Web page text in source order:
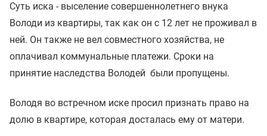
Суть иска - выселение совершеннолетнего внука
Володи из квартиры, так как он с 12 лет не проживал в
ней. Он также не вел совместного хозяйства, не
оплачивал коммунальные платежи. Сроки на
принятие наследства Володей были пропущены.
Володя во встречном иске просил признать право на
долю в квартире, которая досталась ему от матери.